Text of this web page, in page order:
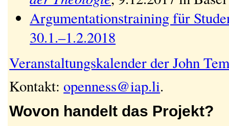
Argumentationstraining für
30.1.–1.2.2018
Veranstaltungskalender der John
Kontakt:openness@iap.li.
Wovon handelt das Projekt?